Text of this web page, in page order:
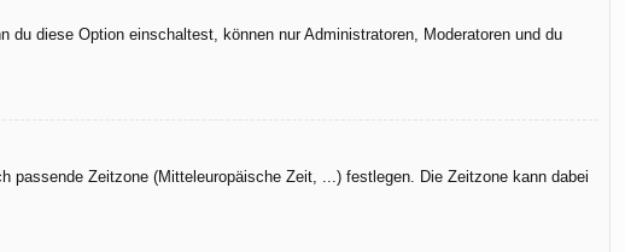
du diese Option einschaltest, können nur Administratoren, Moderatoren und du
passende Zeitzone (Mitteleuropäische Zeit, ...) festlegen. Die Zeitzone kann dabei